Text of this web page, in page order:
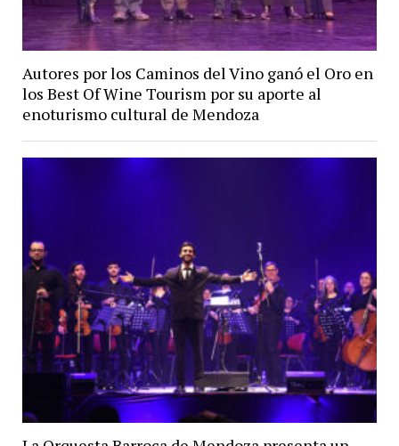
Autores por los Caminos del Vino ganó el Oro en
los Best Of Wine Tourism por su aporte al
enoturismo cultural de Mendoza